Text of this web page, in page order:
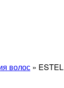
волос »